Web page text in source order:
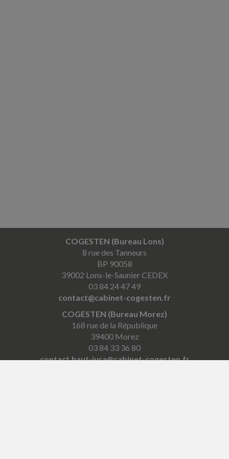
COGESTEN (Bureau Lons)
8 rue des Tanneurs
BP 90058
39002 Lons-le-Saunier CEDEX
03 84 24 47 49
contact@cabinet-cogesten.fr
COGESTEN (Bureau Morez)
168 rue de la République
39400 Morez
03 84 33 36 80
contact.haut-jura@cabinet-cogesten.fr